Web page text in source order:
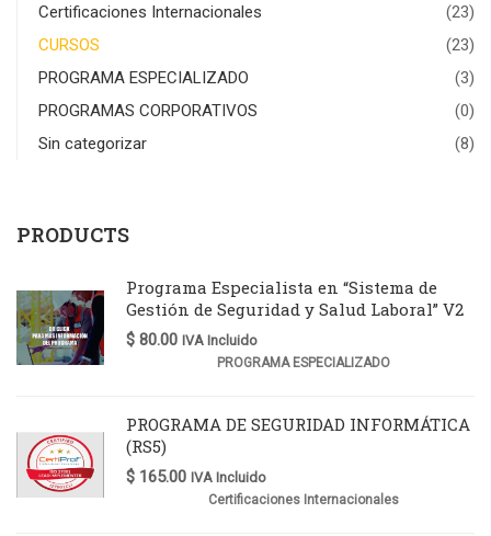
Certificaciones Internacionales
(23)
CURSOS
(23)
PROGRAMA ESPECIALIZADO
(3)
PROGRAMAS CORPORATIVOS
(0)
Sin categorizar
(8)
PRODUCTS
Programa Especialista en “Sistema de
Gestión de Seguridad y Salud Laboral” V2
$ 80.00 IVA Incluido
PROGRAMA ESPECIALIZADO
PROGRAMA DE SEGURIDAD INFORMÁTICA
(RS5)
$ 165.00 IVA Incluido
Certificaciones Internacionales